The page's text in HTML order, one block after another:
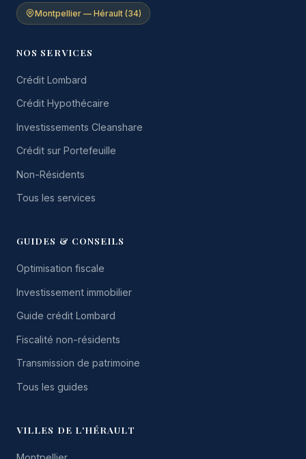
Montpellier — Hérault (34)
NOS SERVICES
Crédit Lombard
Crédit Hypothécaire
Investissements Cleanshare
Crédit sur Portefeuille
Non-Résidents
Tous les services
GUIDES & CONSEILS
Optimisation fiscale
Investissement immobilier
Guide crédit Lombard
Fiscalité non-résidents
Transmission de patrimoine
Tous les guides
VILLES DE L'HÉRAULT